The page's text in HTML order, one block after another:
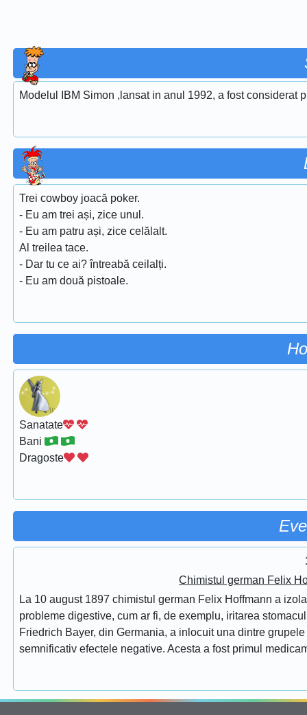
Modelul IBM Simon ,lansat in anul 1992, a fost considerat
Trei cowboy joacă poker.
- Eu am trei ași, zice unul.
- Eu am patru ași, zice celălalt.
Al treilea tace.
- Dar tu ce ai? întreabă ceilalți.
- Eu am două pistoale.
Sanatate
Bani
Dragoste
Chimistul german Felix
La 10 august 1897 chimistul german Felix Hoffmann a
probleme digestive, cum ar fi, de exemplu, iritarea
Friedrich Bayer, din Germania, a inlocuit una dintre
semnificativ efectele negative. Acesta a fost primul